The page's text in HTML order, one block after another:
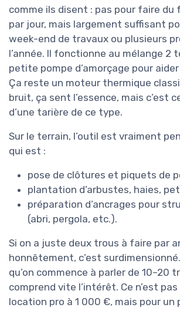
comme ils disent : pas pour faire du
par jour, mais largement suffisant
week-end de travaux ou plusieurs
l’année. Il fonctionne au mélange 2
petite pompe d’amorçage pour
Ça reste un moteur thermique
bruit, ça sent l’essence, mais c’est
d’une tarière de ce type.
Sur le terrain, l’outil est vraiment
qui est :
pose de clôtures et piquets de
plantation d’arbustes, haies,
préparation d’ancrages pour
(abri, pergola, etc.).
Si on a juste deux trous à faire par
honnêtement, c’est
qu’on commence à parler de 10–20
comprend vite l’intérêt. Ce n’est
location pro à 1 000 €, mais pour un